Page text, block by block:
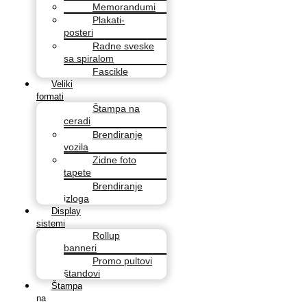
Memorandumi
Plakati-
posteri
Radne sveske
sa spiralom
Fascikle
Veliki
formati
Štampa na
ceradi
Brendiranje
vozila
Zidne foto
tapete
Brendiranje
izloga
Display
sistemi
Rollup
banneri
Promo pultovi
štandovi
Štampa
na